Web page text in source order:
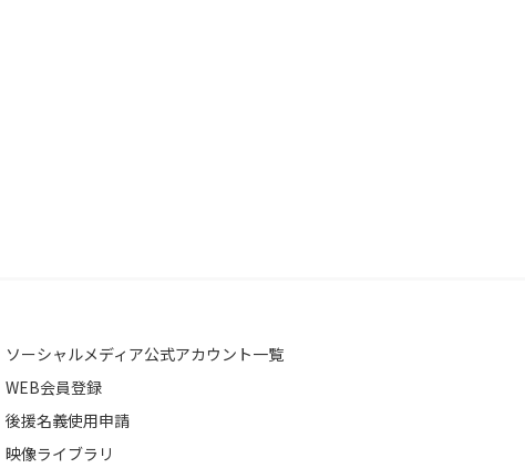
ソーシャルメディア公式アカウント一覧
WEB会員登録
後援名義使用申請
映像ライブラリ